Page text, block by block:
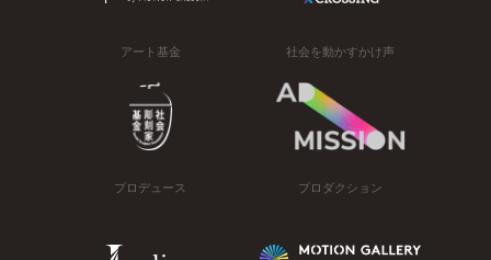
アート基金 社会を動かすかけ声
プロデュース プロダクション